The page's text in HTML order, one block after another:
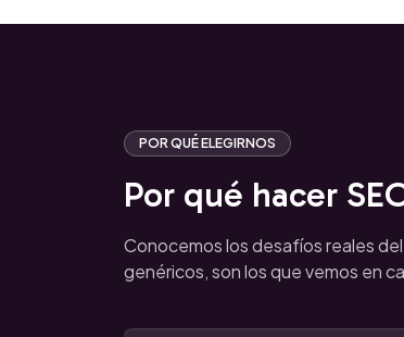
POR QUÉ ELEGIRNOS
Por qué hacer
Conocemos los desafíos reales
genéricos, son los que vemos en